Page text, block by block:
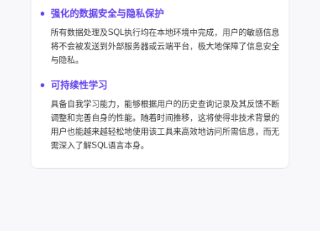
强化的数据安全与隐私保护
所有数据处理及SQL执行均在本地环境中完成，用户的敏感信息
将不会被发送到外部服务器或云端平台，极大地保障了信息安全
与隐私。
可持续性学习
具备自我学习能力，能够根据用户的历史查询记录及其反馈不断
调整和完善自身的性能。随着时间推移，这将使得非技术背景的
用户也能越来越轻松地使用该工具来高效地访问所需信息，而无
需深入了解SQL语言本身。